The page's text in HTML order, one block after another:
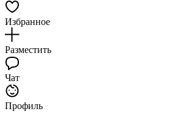
Избранное
Разместить
Чат
Профиль